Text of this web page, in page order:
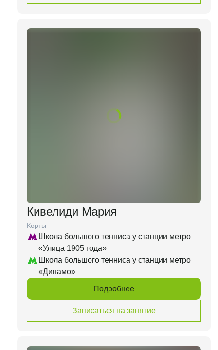
Кивелиди Мария
Корты
Школа большого тенниса у станции метро
«Улица 1905 года»
Школа большого тенниса у станции метро
«Динамо»
Подробнее
Записаться на занятие